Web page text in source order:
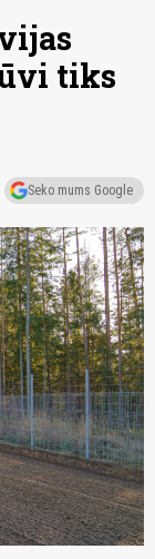
tiks
Seko mums Google